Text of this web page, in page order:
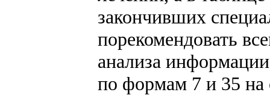
закончивших
порекомендовать
анализа
по формам 7 и 35 на